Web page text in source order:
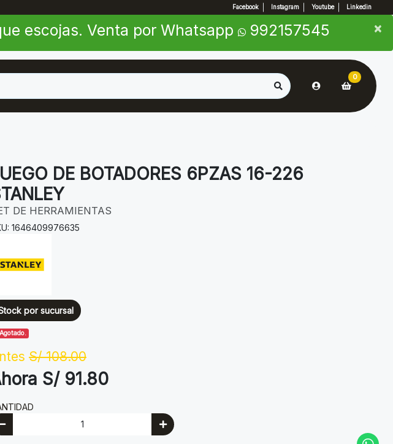
Facebook Instagram Youtube Linkedin
escojas. Venta por Whatsapp 992157545 ×
×
0
DE BOTADORES 6PZAS 16-226
DE HERRAMIENTAS
1646409976635
por sucursal
Agotado.
S/ 108.00
S/ 91.80